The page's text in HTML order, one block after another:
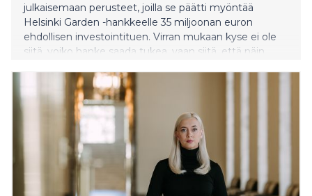
julkaisemaan perusteet, joilla se päätti myöntää
Helsinki Garden -hankkeelle 35 miljoonan euron
ehdollisen investointituen. Virran mukaan kyse ei ole
siitä, voiko hanke saada tukea, vaan siitä, että näin
perustelemaan avoimesti.